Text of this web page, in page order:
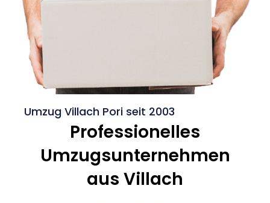
Umzug Villach Pori seit 2003
Professionelles
Umzugsunternehmen
aus Villach